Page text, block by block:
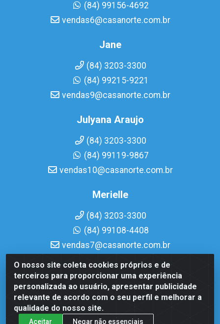
O nosso site coleta cookies próprios e de
terceiros para proporcionar uma experiência
personalizada ao usuário, apresentar publicidade
relevante de acordo com o seu perfil e melhorar a
qualidade do nosso site.
Aceitar Negar não essenciais
(84) 99156-4692
vendas6@casanorte.com.br
Jane
(84) 3203-3300
(84) 99215-9221
vendas9@casanorte.com.br
Julyana Araujo
(84) 3203-3300
(84) 99119-9867
vendas10@casanorte.com.br
Merielle
(84) 3203-3300
(84) 99108-4408
vendas7@casanorte.com.br
Casa Norte LTDA - Av. Interventor Mário Câmara, 1815 -
Dix-Sept Rosado, Natal/RN - CEP 59054-600 - CNPJ
08.713.513/0001-51